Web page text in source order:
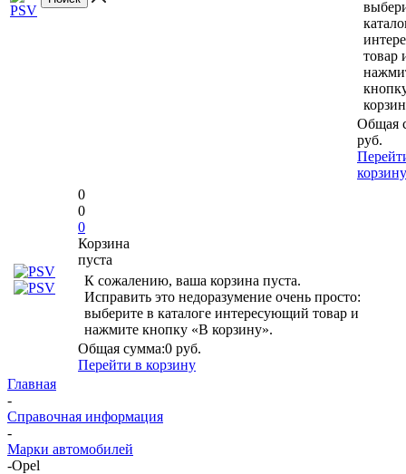
товар
Общая
руб.
корзину
0
0
0
Корзина
пуста
К сожалению, ваша корзина пуста.
Исправить это недоразумение очень просто:
выберите в каталоге интересующий товар и
нажмите кнопку «В корзину».
Общая сумма:0 руб.
Перейти в корзину
Главная
-
Справочная информация
-
Марки автомобилей
-Opel